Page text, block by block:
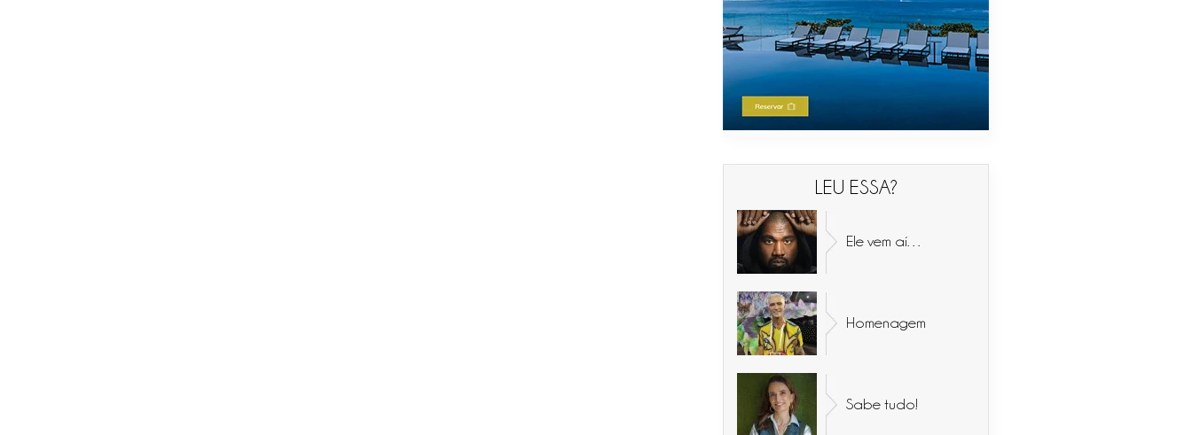
LEU ESSA?
Ele vem aí…
Homenagem
Sabe tudo!